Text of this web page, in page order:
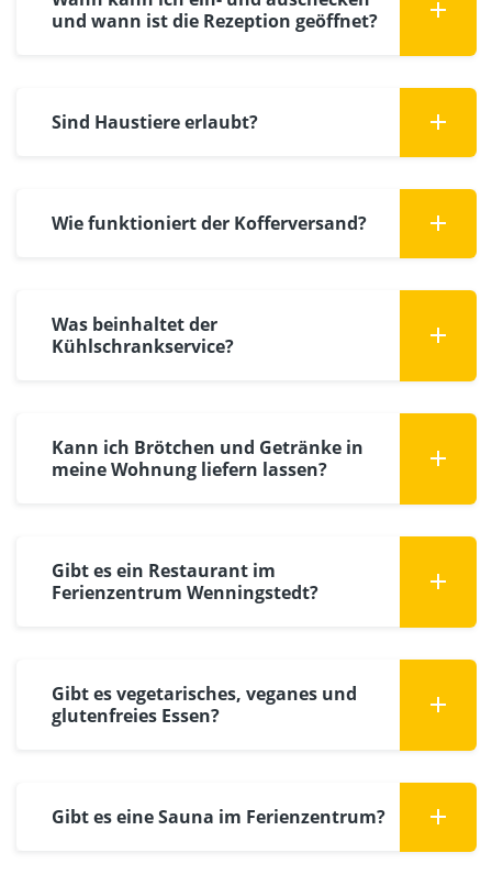
und wann ist die Rezeption geöffnet?
Sind Haustiere erlaubt?
Wie funktioniert der Kofferversand?
Was beinhaltet der
Kühlschrankservice?
Kann ich Brötchen und Getränke in
meine Wohnung liefern lassen?
Gibt es ein Restaurant im
Ferienzentrum Wenningstedt?
Gibt es vegetarisches, veganes und
glutenfreies Essen?
Gibt es eine Sauna im Ferienzentrum?